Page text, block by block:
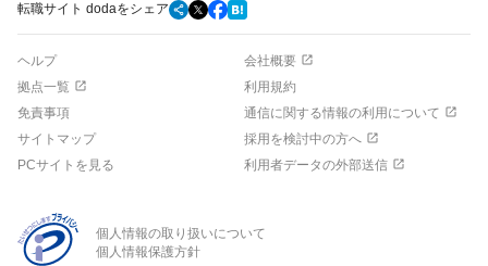
転職サイト dodaをシェア
ヘルプ
会社概要
拠点一覧
利用規約
免責事項
通信に関する情報の利用について
サイトマップ
採用を検討中の方へ
PCサイトを見る
利用者データの外部送信
個人情報の取り扱いについて
個人情報保護方針